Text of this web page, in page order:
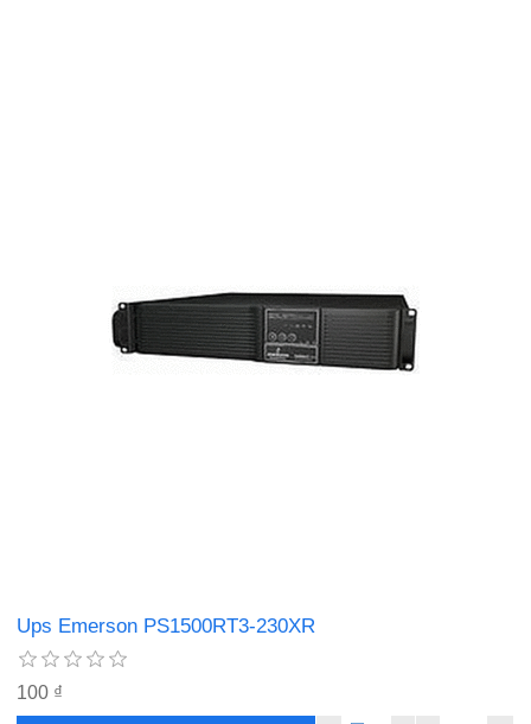
Ups Emerson PS1500RT3-230XR
100 ₫